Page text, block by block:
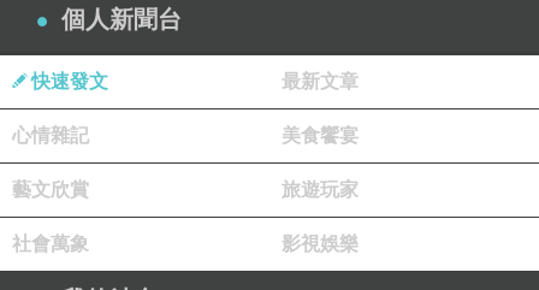
類特有的共情思維去引導它、讚美它、修正它，你會驚訝
度。你越用大白話描述情境，它的產出就越貼近你的靈
魂。在這場比手畫腳的過程中，你們會越來越有默契，最
終相輔相成。這篇文章，不會要你背指令，更不會出現銷
售指令文法。
個人新聞台
快速發文 最新文章
心情雜記 美食饗宴
藝文欣賞 旅遊玩家
社會萬象 影視娛樂